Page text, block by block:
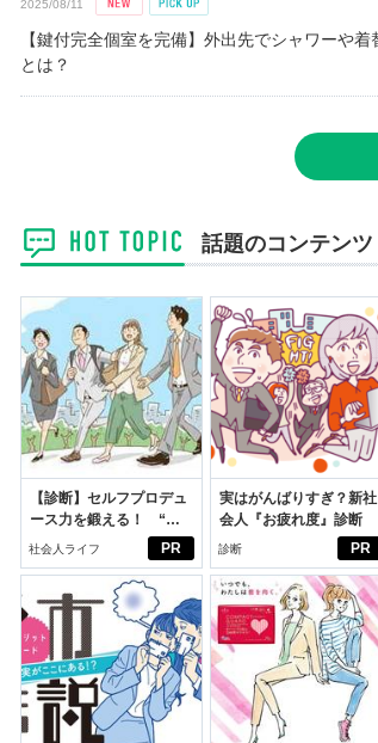
2025/08/11
【鍵付完全個室を完備】外出先でシャワーや
とは？
話題のコンテンツ
PR
【診断】セルフプロデュ
ース力を鍛える！ “ジ
ブン観”診断
社会人ライフ PR
実はがんばりすぎ？新社
会人『お疲れ度』診断
診断